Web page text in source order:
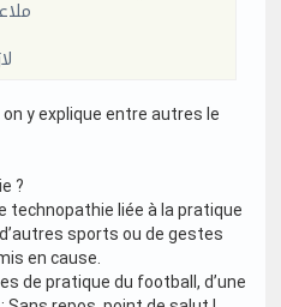
on y explique entre autres le
?
technopathie liée à la pratique
sports ou de gestes
en cause.
de pratique du football, d’une